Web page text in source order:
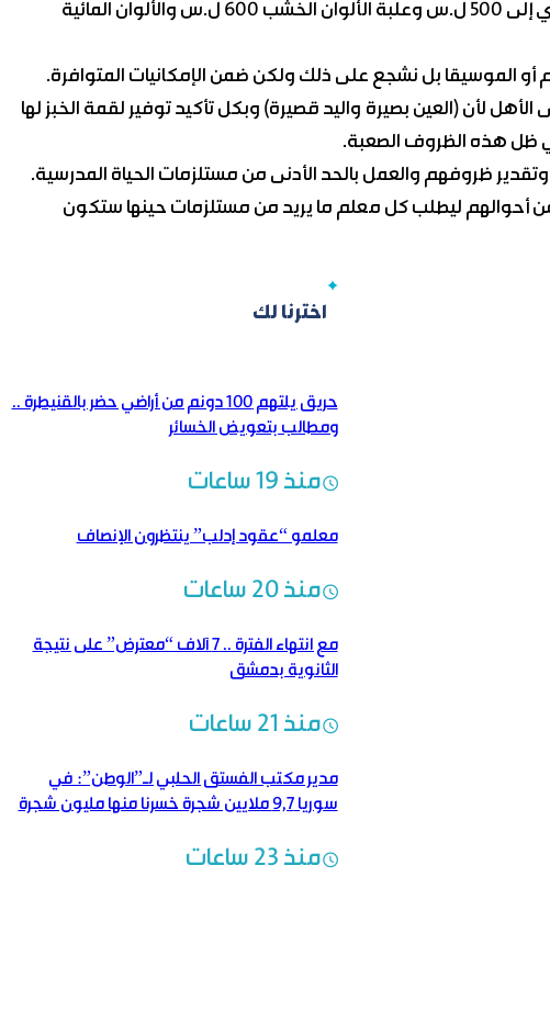
فوق طاقة الأهل إذ يصل سعر علبة المعجون العادي إلى 500 ل.س وعلبة الألوان الخشب 600 ل.س والألوان المائية
أو الموسيقا بل نشجع على ذلك ولكن ضمن الإمكانيات المتوافرة.
لأن (العين بصيرة واليد قصيرة) وبكل تأكيد توفير لقمة الخبز لها
ظل هذه الظروف الصعبة.
وتقدير ظروفهم والعمل بالحد الأدنى من مستلزمات الحياة المدرسية.
أحوالهم ليطلب كل معلم ما يريد من مستلزمات حينها ستكون
اخترنا لك
حريق يلتهم 100 دونم من أراضي حضر بالقنيطرة ..
ومطالب بتعويض الخسائر
منذ 19 ساعات
معلمو “عقود إدلب” ينتظرون الإنصاف
منذ 20 ساعات
مع انتهاء الفترة .. 7 آلاف “معترض” على نتيجة
الثانوية بدمشق
منذ 21 ساعات
مدير مكتب الفستق الحلبي لـ”الوطن”: في
سوريا 9,7 ملايين شجرة خسرنا منها مليون شجرة
منذ 23 ساعات